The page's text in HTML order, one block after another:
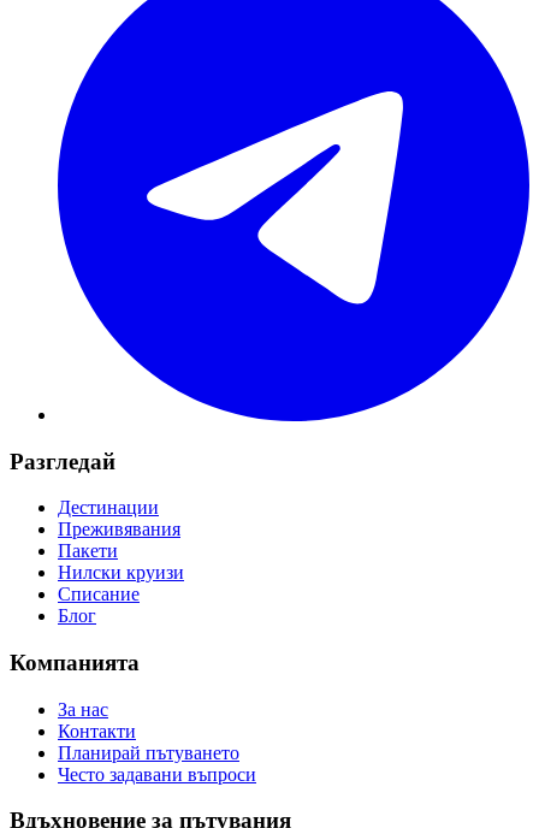
Разгледай
Дестинации
Преживявания
Пакети
Нилски круизи
Списание
Блог
Компанията
За нас
Контакти
Планирай пътуването
Често задавани въпроси
Вдъхновение за пътувания